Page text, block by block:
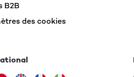
B2B
des cookies